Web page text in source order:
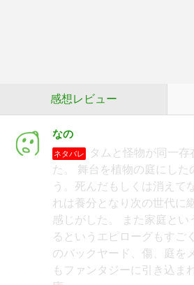
感想レビュー
なの
ネタバレ
タムと怪物が同一
た。 舞台を植物の庭にした
う。死んだもしくは消えて
れは養分となり次の世代に
感じがした。 また家庭とい
るというエピローグもすご
のバックヤード、傷、庭を
もファンタジーに引き込ま